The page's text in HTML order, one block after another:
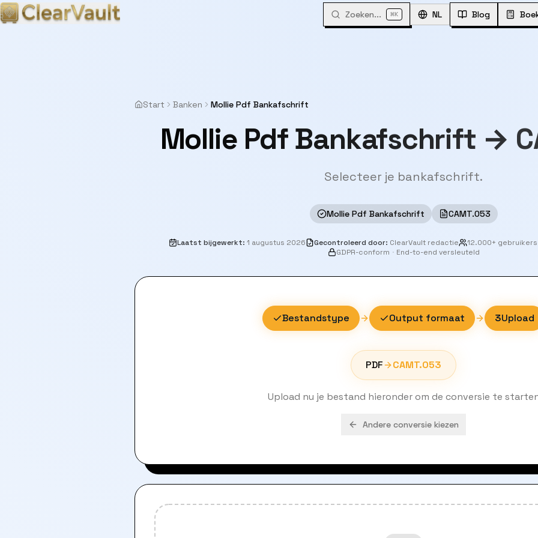
Zoeken... ⌘K NL Blog
Start Banken Mollie Pdf Bankafschrift
Mollie Pdf Bankafschrift →
Selecteer je bankafschrift.
Mollie Pdf Bankafschrift CAMT.053
Laatst bijgewerkt: 1 augustus 2026 Gecontroleerd door: ClearVault redactie
12.000+ gebruikers
GDPR-conform · End-to-end versleuteld
Bestandstype Output formaat 3Upload
PDF CAMT.053
Upload nu je bestand hieronder om de conversie te
Andere conversie kiezen